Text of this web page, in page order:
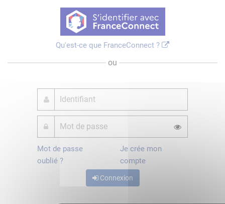
Qu'est-ce que FranceConnect ?
ou
Mot de passe
oublié ?
Je crée mon
compte
Connexion